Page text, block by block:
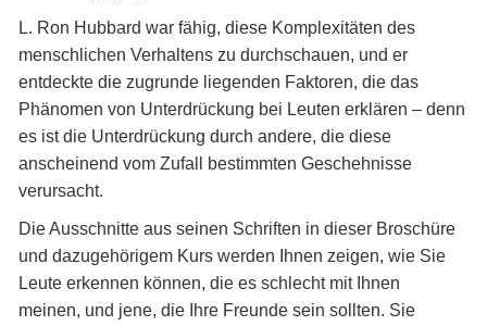
L. Ron Hubbard war fähig, diese Komplexitäten des
menschlichen Verhaltens zu durchschauen, und er
entdeckte die zugrunde liegenden Faktoren, die das
Phänomen von Unterdrückung bei Leuten erklären – denn
es ist die Unterdrückung durch andere, die diese
anscheinend vom Zufall bestimmten Geschehnisse
verursacht.
Die Ausschnitte aus seinen Schriften in dieser Broschüre
und dazugehörigem Kurs werden Ihnen zeigen, wie Sie
Leute erkennen können, die es schlecht mit Ihnen
meinen, und jene, die Ihre Freunde sein sollten. Sie